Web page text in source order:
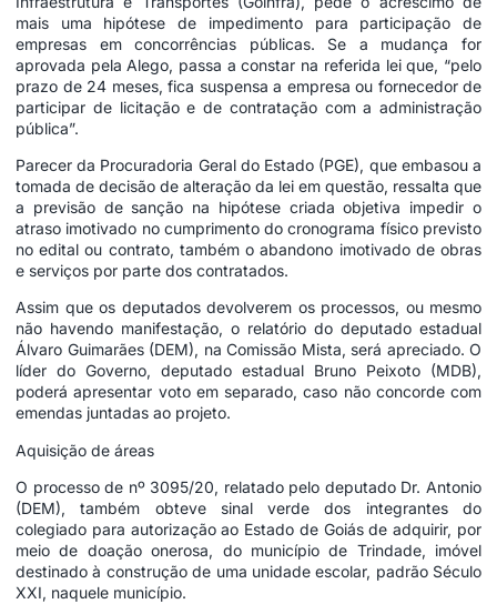
mais uma hipótese de impedimento para participação de
empresas em concorrências públicas. Se a mudança for
aprovada pela Alego, passa a constar na referida lei que, “pelo
prazo de 24 meses, fica suspensa a empresa ou fornecedor de
participar de licitação e de contratação com a administração
pública”.
Parecer da Procuradoria Geral do Estado (PGE), que embasou a
tomada de decisão de alteração da lei em questão, ressalta que
a previsão de sanção na hipótese criada objetiva impedir o
atraso imotivado no cumprimento do cronograma físico previsto
no edital ou contrato, também o abandono imotivado de obras
e serviços por parte dos contratados.
Assim que os deputados devolverem os processos, ou mesmo
não havendo manifestação, o relatório do deputado estadual
Álvaro Guimarães (DEM), na Comissão Mista, será apreciado. O
líder do Governo, deputado estadual Bruno Peixoto (MDB),
poderá apresentar voto em separado, caso não concorde com
emendas juntadas ao projeto.
Aquisição de áreas
O processo de nº 3095/20, relatado pelo deputado Dr. Antonio
(DEM), também obteve sinal verde dos integrantes do
colegiado para autorização ao Estado de Goiás de adquirir, por
meio de doação onerosa, do município de Trindade, imóvel
destinado à construção de uma unidade escolar, padrão Século
XXI, naquele município.